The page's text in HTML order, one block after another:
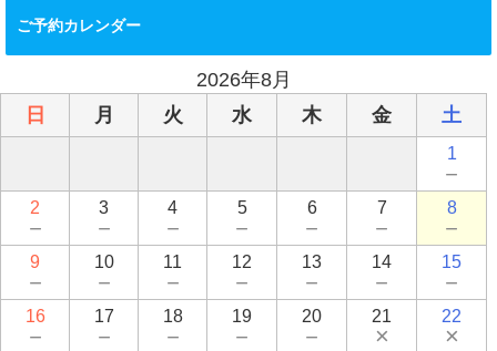
ご予約カレンダー
2026年8月
日
月 火 水 木 金 土
1
－
2
－
3
－
4
－
5
－
6
－
7
－
8
－
9
－
10
－
11
－
12
－
13
－
14
－
15
－
16
－
17
－
18
－
19
－
20
－
21
×
22
×